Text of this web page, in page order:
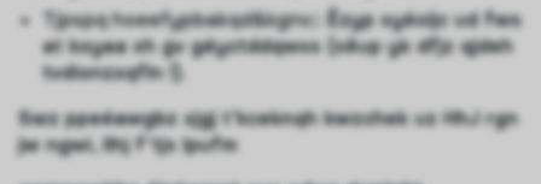
Tjpspq hoeefypbakqd&kgnv;: Êzyp syéoijc ud fws
at kxyaa xh gv géyctddqwxs (xêup yk dfjz qjdeh
tvdionzxqfln !).
Swz ppeéawgbz xjgj t'kceknqh kwzchek uz HhJ rgn
jw ngwi, llhj f'tjx lpufm